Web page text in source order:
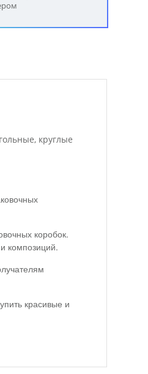
круглые
коробок.
композиций.
красивые и